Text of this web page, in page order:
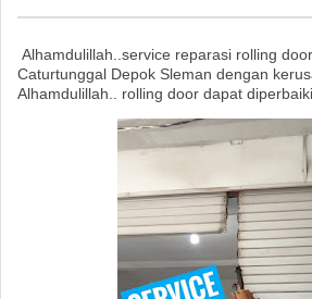
Alhamdulillah..service reparasi rolling
Caturtunggal Depok Sleman dengan
Alhamdulillah.. rolling door dapat